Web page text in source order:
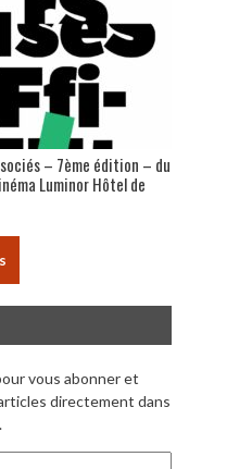
– 7ème édition – du
Luminor Hôtel de
vous abonner et
directement dans